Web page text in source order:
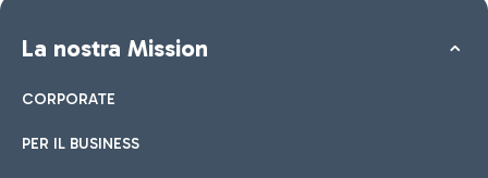
La nostra Mission
CORPORATE
PER IL BUSINESS